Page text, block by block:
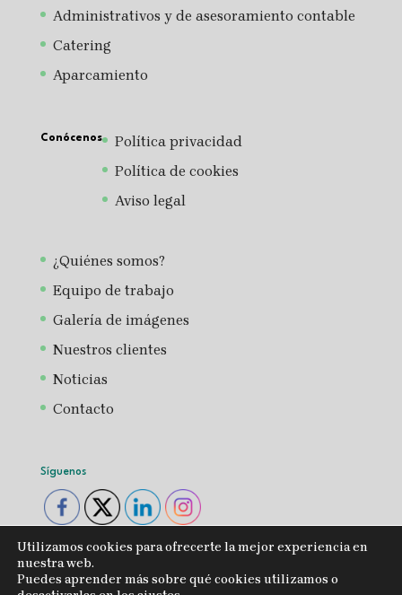
Administrativos y de asesoramiento contable
Catering
Aparcamiento
Conócenos
Política privacidad
Política de cookies
Aviso legal
¿Quiénes somos?
Equipo de trabajo
Galería de imágenes
Nuestros clientes
Noticias
Contacto
Síguenos
Utilizamos cookies para ofrecerte la mejor experiencia en
nuestra web.
Puedes aprender más sobre qué cookies utilizamos o